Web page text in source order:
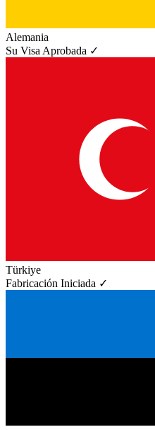
Alemania
Su Visa Aprobada ✓
Türkiye
Fabricación Iniciada ✓